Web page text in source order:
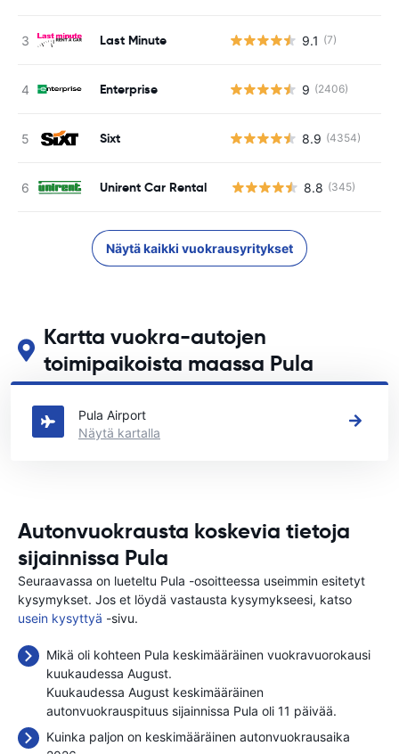
Last Minute 9.1 (7)
Enterprise 9 (2406)
Sixt 8.9 (4354)
Unirent Car Rental 8.8 (345)
Näytä kaikki vuokrausyritykset
Kartta vuokra-autojen
toimipaikoista maassa Pula
Katso tärkeimmät autonvuokraustoimipisteemme maassa Pula
Pula Airport
Näytä kartalla
Autonvuokrausta koskevia tietoja
sijainnissa Pula
Seuraavassa on lueteltu Pula -osoitteessa useimmin esitetyt
kysymykset. Jos et löydä vastausta kysymykseesi, katso
usein kysyttyä -sivu.
Mikä oli kohteen Pula keskimääräinen vuokravuorokausi
kuukaudessa August.
Kuukaudessa August keskimääräinen
autonvuokrauspituus sijainnissa Pula oli 11 päivää.
Kuinka paljon on keskimääräinen autonvuokrausaika